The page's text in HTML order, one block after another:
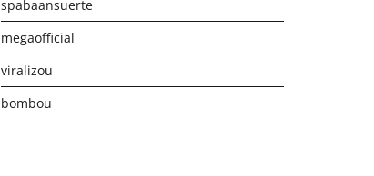
spabaansuerte
megaofficial
viralizou
bombou